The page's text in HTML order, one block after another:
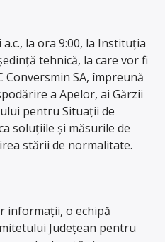
la ora 9:00, la Instituția
tehnică, la care vor fi
SA, împreună
a Apelor, ai Gărzii
pentru Situații de
soluțiile și măsurile de
stării de normalitate.
informații, o echipă
Județean pentru